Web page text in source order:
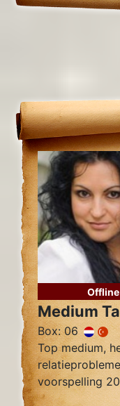
Offline
Medium
Box: 06
Top medium,
voorspelling
sprekend.